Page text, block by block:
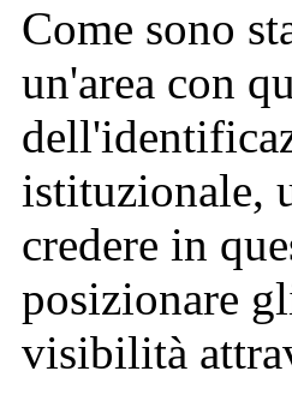
Come sono
un'area con
istituzionale,
credere in
posizionare
visibilità